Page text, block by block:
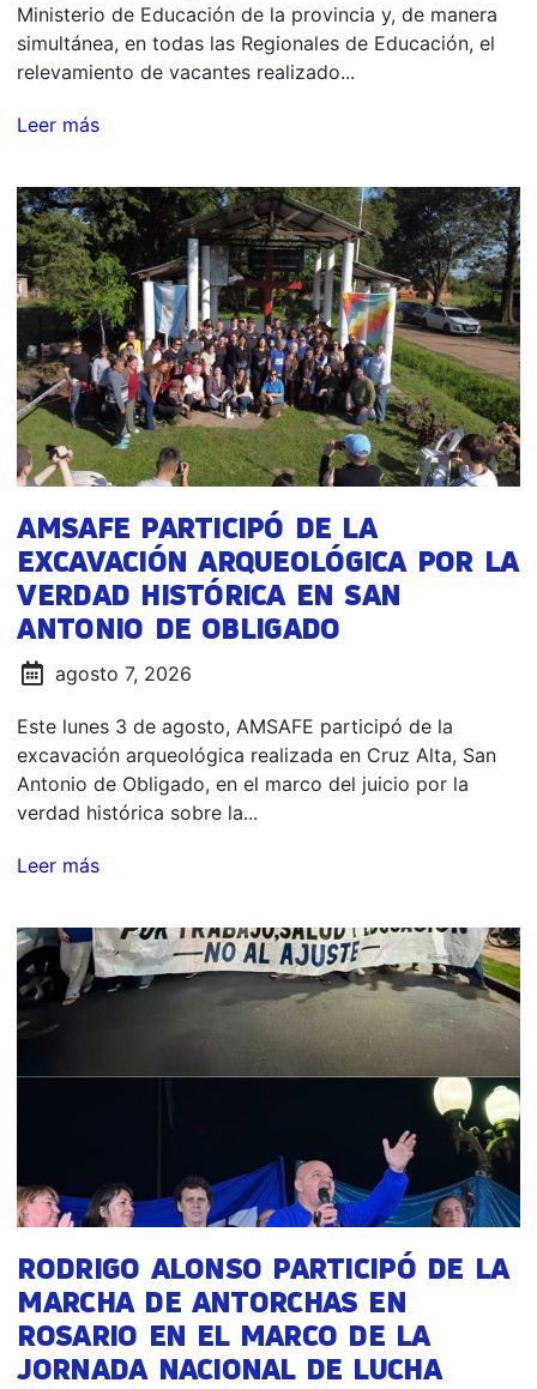
Ministerio de Educación de la provincia y, de manera
simultánea, en todas las Regionales de Educación, el
relevamiento de vacantes realizado...
Leer más
AMSAFE PARTICIPÓ DE LA
EXCAVACIÓN ARQUEOLÓGICA POR LA
VERDAD HISTÓRICA EN SAN
ANTONIO DE OBLIGADO
agosto 7, 2026
Este lunes 3 de agosto, AMSAFE participó de la
excavación arqueológica realizada en Cruz Alta, San
Antonio de Obligado, en el marco del juicio por la
verdad histórica sobre la...
Leer más
RODRIGO ALONSO PARTICIPÓ DE LA
MARCHA DE ANTORCHAS EN
ROSARIO EN EL MARCO DE LA
JORNADA NACIONAL DE LUCHA